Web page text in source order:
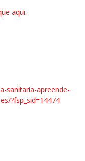
aqui.
sanitaria-apreende-
?fsp_sid=14474